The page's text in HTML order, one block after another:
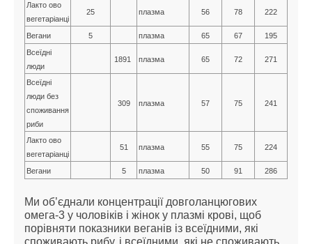
Лакто ово
вегетаріанці
25 плазма 56 78 222
Вегани 5 плазма 65 67
195
Всеїдні
люди
1891 плазма 65 72 271
Всеїдні
люди без
споживання
риби
309 плазма 57 75 241
Лакто ово
вегетаріанці
51 плазма 55 75 224
Вегани 5 плазма 50 91 286
Ми об’єднали концентрації довголанцюгових
омега-3 у чоловіків і жінок у плазмі крові, щоб
порівняти показники веганів із всеїдними, які
споживають рибу, і всеїдними, які не споживають
Автори Партнерство Про сайт
Copyright ©2017-2026Веганство та здоров'я